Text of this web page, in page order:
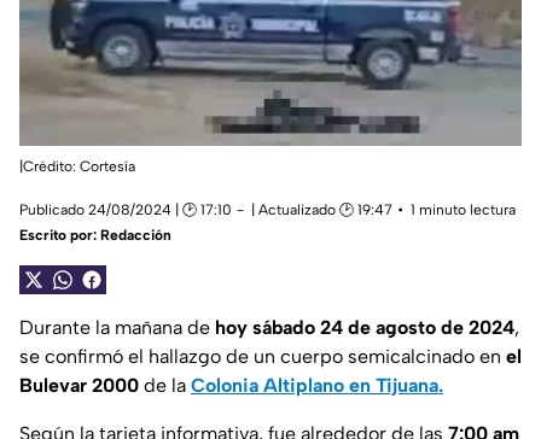
|Crédito: Cortesía
Publicado 24/08/2024 | 🕑 17:10 | Actualizado 🕑 19:47
1 minuto lectura
Escrito por: Redacción
Durante la mañana de hoy sábado 24 de agosto de 2024,
se confirmó el hallazgo de un cuerpo semicalcinado en el
Bulevar 2000 de la Colonia Altiplano en Tijuana.
Según la tarjeta informativa, fue alrededor de las 7:00 am